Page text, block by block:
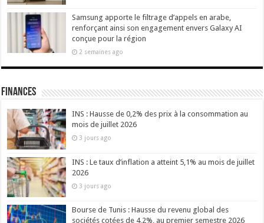
Samsung apporte le filtrage d’appels en arabe,
renforçant ainsi son engagement envers Galaxy AI
conçue pour la région
2 semaines ago
Finances
INS : Hausse de 0,2% des prix à la consommation au
mois de juillet 2026
3 jours ago
INS : Le taux d’inflation a atteint 5,1% au mois de juillet
2026
3 jours ago
Bourse de Tunis : Hausse du revenu global des
sociétés cotées de 4,2%, au premier semestre 2026